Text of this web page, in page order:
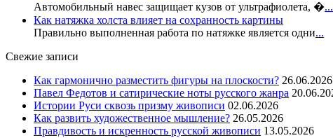
Автомобильный навес защищает кузов от ультрафиолета, �...
Как натяжка холста влияет на сохранность картины
Правильно выполненная работа по натяжке является одни...
Свежие записи
Как гармонично разместить фигуры на плоскости? 26.06.2026
Павел Федотов и сатирические ноты русского жанра
Истории Руси сквозь призму живописи 02.06.2026
Как развить художественное мышление? 26.05.2026
Правдивость и искренность русской живописи 13.05.2026